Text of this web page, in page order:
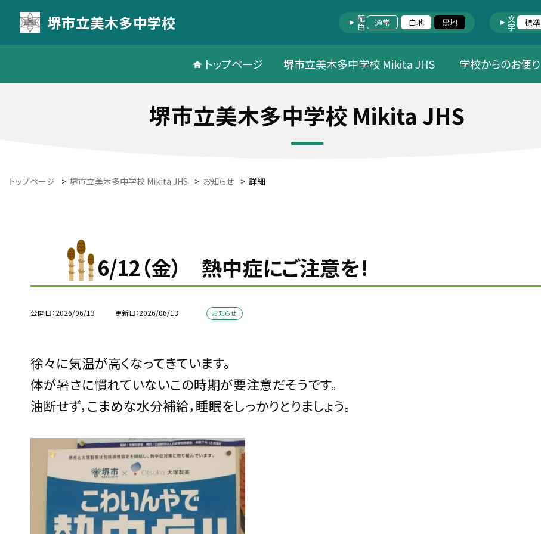
堺市立美木多中学校 配色 通常 白地 黒地 文字 標準
トップページ 堺市立美木多中学校 Mikita JHS 学校からのお便り
堺市立美木多中学校 Mikita JHS
トップページ > 堺市立美木多中学校 Mikita JHS > お知らせ > 詳細
6/12（金） 熱中症にご注意を！
公開日 2026/06/13 更新日 2026/06/13 お知らせ
徐々に気温が高くなってきています。
体が暑さに慣れていないこの時期が要注意だそうです。
油断せず，こまめな水分補給，睡眠をしっかりとりましょう。